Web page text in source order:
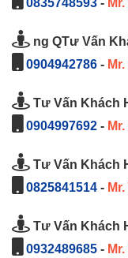
0835748593 -
ng QTư Vấn
0904942786 -
Tư Vấn Khách
0904997692 -
Tư Vấn Khách
0825841514 -
Tư Vấn Khách
0932489685 -